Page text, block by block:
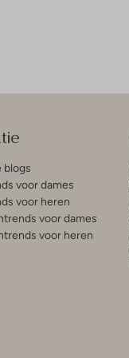
blogs
voor dames
voor heren
voor dames
voor heren